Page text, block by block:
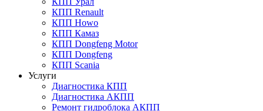
КПП Renault
КПП Howo
КПП Камаз
КПП Dongfeng Motor
КПП Dongfeng
КПП Scania
Услуги
Диагностика КПП
Диагностика АКПП
Ремонт гидроблока АКПП